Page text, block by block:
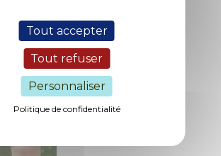
Tout accepter
Tout refuser
Personnaliser
Politique de confidentialité
M. Toulouze Mme. Singer